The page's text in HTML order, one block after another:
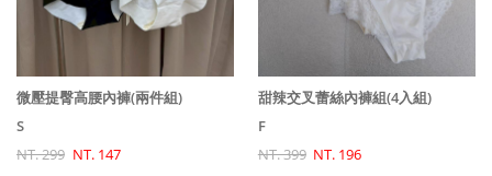
微壓提臀高腰內褲(兩件組)
S
NT. 299 NT. 147
甜辣交叉蕾絲內褲組(4入組)
F
NT. 399 NT. 196